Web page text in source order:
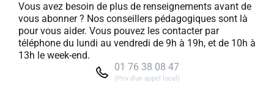
Vous avez besoin de plus de renseignements avant de
vous abonner ? Nos conseillers pédagogiques sont là
pour vous aider. Vous pouvez les contacter par
téléphone du lundi au vendredi de 9h à 19h, et de 10h à
13h le week-end.
01 76 38 08 47
(Prix d'un appel local)